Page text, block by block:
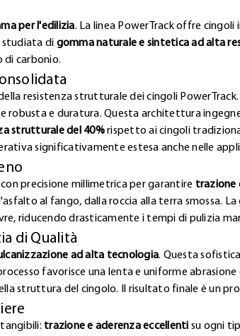
per l'edilizia. La linea PowerTrack offre
studiata di gomma naturale e sintetica ad alta
di carbonio.
resistenza strutturale dei cingoli
robusta e duratura. Questa architettura
strutturale del 40%rispetto ai cingoli
significativamente estesa anche nelle
precisione millimetrica per garantire trazione
al fango, dalla roccia alla terra smossa.
riducendo drasticamente i tempi di pulizia
di Qualità
ad alta tecnologia. Questa
favorisce una lenta e uniforme
struttura del cingolo. Il risultato finale è un
trazione e aderenza eccellenti su ogni